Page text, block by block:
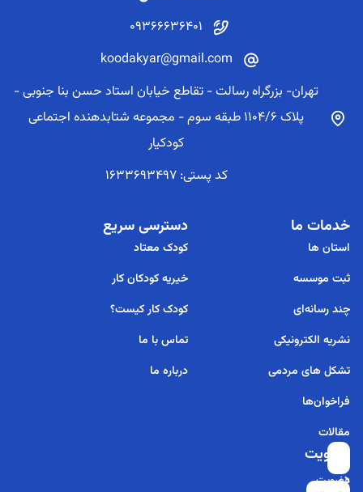
09366636401
koodakyar@gmail.com
تهران- بزرگراه رسالت - تقاطع خیابان استاد حسن بنا جنوبی -
پلاک 1104/6 طبقه سوم - مجموعه شتابدهنده اجتماعی
کودکیار
کد پستی: 1633693497
خدمات ما
استان ها
ثبت موسسه
چند رسانه‌ای
نشریه الکترونیکی
تشکل های مردمی
فراخوان‌ها
مقالات
دسترسی سریع
کودک معتاد
خیریه کودکان کار
کودک کار کیست؟
تماس با ما
درباره ما
عضویت
در
برای
عضویت